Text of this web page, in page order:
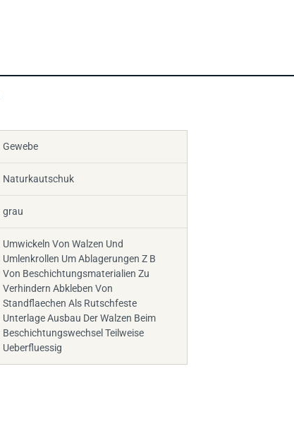
Gewebe
Naturkautschuk
grau
Umwickeln Von Walzen Und
Umlenkrollen Um Ablagerungen Z B
Von Beschichtungsmaterialien Zu
Verhindern Abkleben Von
Standflaechen Als Rutschfeste
Unterlage Ausbau Der Walzen Beim
Beschichtungswechsel Teilweise
Ueberfluessig